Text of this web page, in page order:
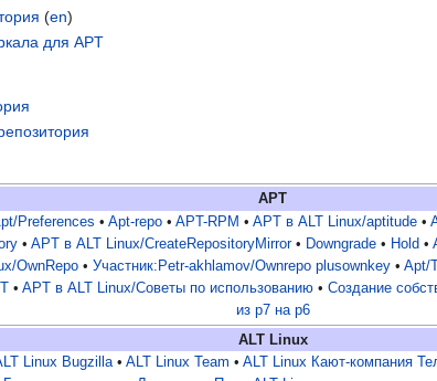
(en)
для APT
APT
Preferences • Apt-repo• APT-RPM • APT в ALT Linux/aptitude•
• APT в ALT Linux/CreateRepositoryMirror• Downgrade • Hold •
OwnRepo• Участник:Petr-akhlamov/Ownrepo plusownkey• Apt/
• APT в ALT Linux/Советы по использованию• Создание
из p7 на p6
ALT Linux
Linux Bugzilla• ALT Linux Team • ALT Linux Кают-компания